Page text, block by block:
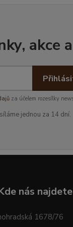
akce
za účelem rozesílky
jednou za 14 dní.
nás najdete
1678/76